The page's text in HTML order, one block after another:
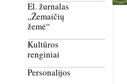
El. žurnalas
„Žemaičių
žemė“
Kultūros
renginiai
Personalijos